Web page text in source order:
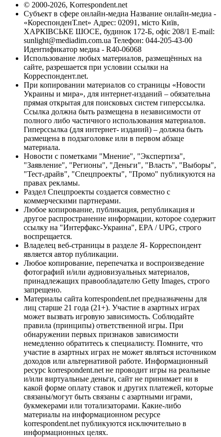
© 2000-2026, Korrespondent.net
Субъект в сфере онлайн-медиа Название онлайн-медиа -
«КореспонденТ.net» Адрес: 02091, місто Київ,
ХАРКІВСЬКЕ ШОСЕ, будинок 172-Б, офіс 208/1 E-mail:
sunlight@mediadim.com.ua Телефон: 044-205-43-00
Идентификатор медиа - R40-06068
Использование любых материалов, размещённых на
сайте, разрешается при условии ссылки на
Корреспондент.net.
При копировании материалов со страницы «Новости
Украины и мира», для интернет-изданий – обязательна
прямая открытая для поисковых систем гиперссылка.
Ссылка должна быть размещена в независимости от
полного либо частичного использования материалов.
Гиперссылка (для интернет- изданий) – должна быть
размещена в подзаголовке или в первом абзаце
материала.
Новости с пометками "Мнение", "Экспертиза",
"Заявление", "Регионы", "Деньги", "Власть", "Выборы",
"Тест-драйв", "Спецпроекты", "Промо" публикуются на
правах рекламы.
Раздел Спецпроекты создается совместно с
коммерческими партнерами.
Любое копирование, публикация, републикация и
другое распространение информации, которое содержит
ссылку на "Интерфакс-Украина", EPA / UPG, строго
воспрещается.
Владелец веб-страницы в разделе Я- Корреспондент
является автор публикации.
Любое копирование, перепечатка и воспроизведение
фотографий и/или аудиовизуальных материалов,
принадлежащих правообладателю Getty Images, строго
запрещено.
Материалы сайта korrespondent.net предназначены для
лиц старше 21 года (21+). Участие в азартных играх
может вызвать игровую зависимость. Соблюдайте
правила (принципы) ответственной игры. При
обнаружении первых признаков зависимости
немедленно обратитесь к специалисту. Помните, что
участие в азартных играх не может являться источником
доходов или альтернативой работе. Информационный
ресурс korrespondent.net не проводит игры на реальные
и/или виртуальные деньги, сайт не принимает ни в
какой форме оплату ставок и других платежей, которые
связаны/могут быть связаны с азартными играми,
букмекерами или тотализаторами. Какие-либо
материалы на информационном ресурсе
korrespondent.net публикуются исключительно в
информационных целях.